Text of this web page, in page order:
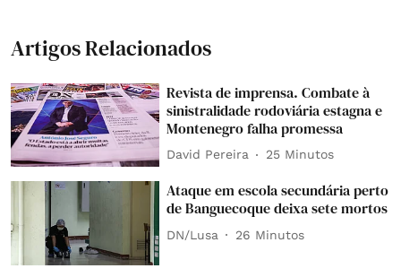
Artigos Relacionados
Revista de imprensa. Combate à
sinistralidade rodoviária estagna e
Montenegro falha promessa
David Pereira 25 Minutos
Ataque em escola secundária perto
de Banguecoque deixa sete mortos
DN/Lusa 26 Minutos